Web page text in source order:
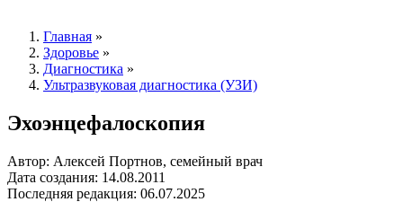
Главная »
Здоровье »
Диагностика »
Ультразвуковая диагностика (УЗИ)
Эхоэнцефалоскопия
Автор: Алексей Портнов, семейный врач
Дата создания: 14.08.2011
Последняя редакция: 06.07.2025